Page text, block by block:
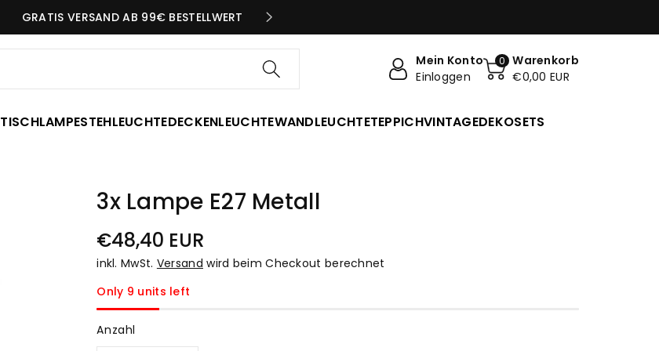
GRATIS VERSAND AB 99€ BESTELLWERT
Mein Konto
Einloggen
0
Warenkorb
€0,00 EUR
TISCHLAMPESTEHLEUCHTEDECKENLEUCHTEWANDLEUCHTETEPPICHVINTAGEDEKOSETS
3x Lampe E27 Metall
Normaler
Preis
€48,40 EUR
inkl. MwSt. Versand wird beim Checkout berechnet
Only 9 units left
Anzahl